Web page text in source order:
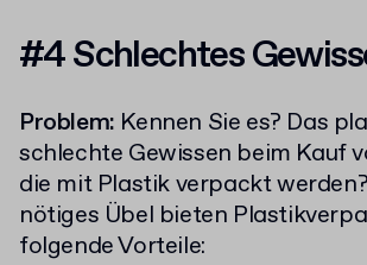
#4 Schlechtes
Problem: Kennen Sie es? Das
schlechte Gewissen beim Kauf
die mit Plastik verpackt
nötiges Übel bieten
folgende Vorteile: